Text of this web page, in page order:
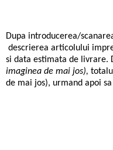
Dupa introducerea/
descrierea articolului
si data estimata de livrare.
imaginea de mai jos),
de mai jos), urmand apoi